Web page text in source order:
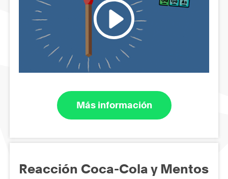
Más información
Reacción Coca-Cola y Mentos